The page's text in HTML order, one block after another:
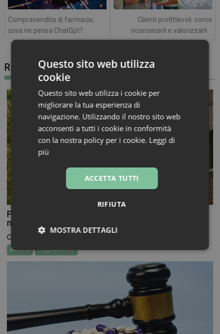
Compravendita di farmacie,
cosa ne pensa ChatGpt?
Clienti profittevoli: come
riconoscerli e valorizzarli
Related posts
Pianta organica: chiamiamola “proposta”,
nell’interesse di tutti
Che fine ha fatto la Pianta organica delle farmacie?...
Attualità Leggi&Norme
Questo sito web utilizza
cookie
Questo sito web utilizza i cookie per
migliorare la tua esperienza di
navigazione. Utilizzando il nostro sito web
acconsenti a tutti i cookie in conformità
con la nostra policy per i cookie. Leggi di
più
ACCETTA TUTTI
RIFIUTA
MOSTRA DETTAGLI
Necessari Marketing
Non
classificati
Marketing Non classificati